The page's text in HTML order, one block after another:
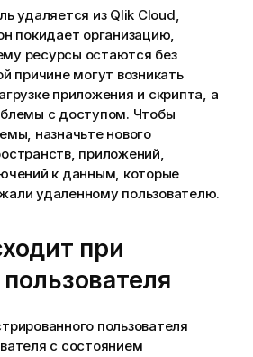
удаляется из Qlik Cloud,
покидает организацию,
ресурсы остаются без
причине могут возникать
приложения и скрипта, а
с доступом. Чтобы
назначьте нового
приложений,
к данным, которые
удаленному пользователю.
при
пользователя
с состоянием